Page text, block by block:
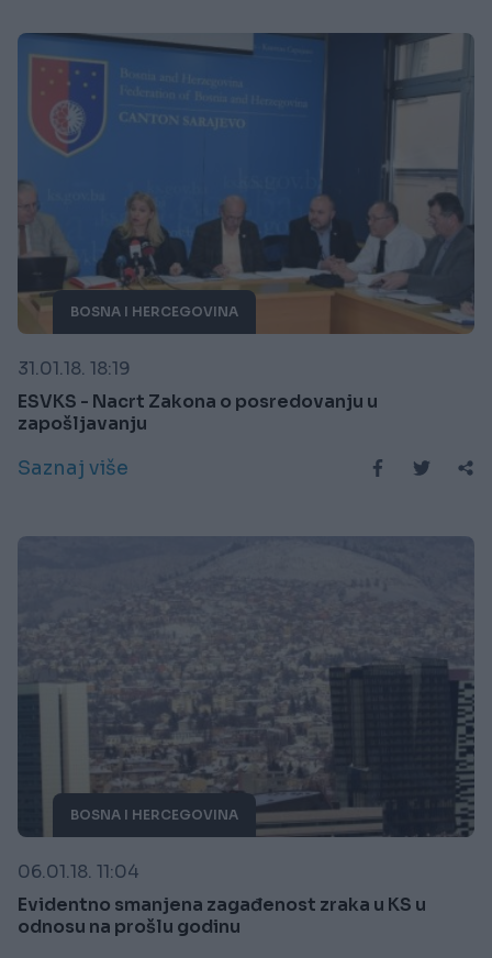
BOSNA I HERCEGOVINA
31.01.18. 18:19
ESVKS - Nacrt Zakona o posredovanju u
zapošljavanju
Saznaj više
BOSNA I HERCEGOVINA
06.01.18. 11:04
Evidentno smanjena zagađenost zraka u KS u
odnosu na prošlu godinu